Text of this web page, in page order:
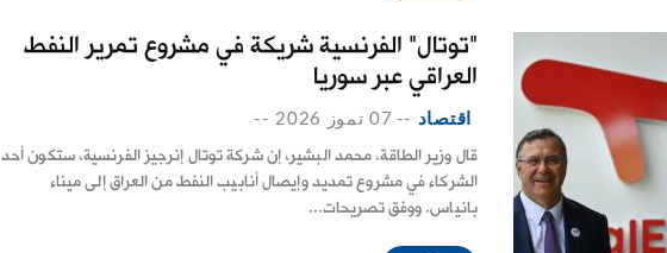
"توتال" الفرنسية شريكة في مشروع تمرير النفط
العراقي عبر سوريا
اقتصاد -- 07 تموز 2026 --
قال وزير الطاقة، محمد البشير، إن شركة توتال إنرجيز الفرنسية، ستكون أحد
الشركاء في مشروع تمديد وإيصال أنابيب النفط من العراق إلى ميناء
بانياس. ووفق تصريحات...